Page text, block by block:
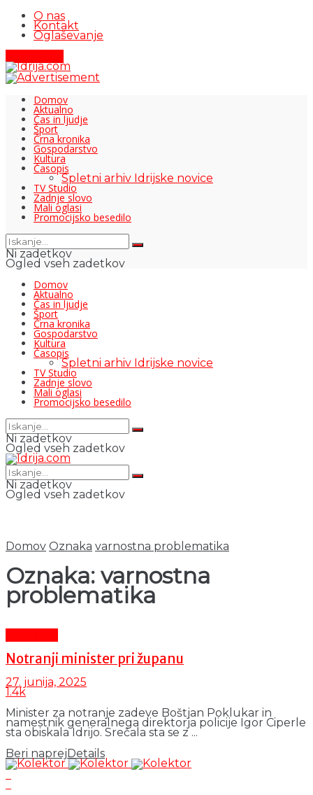
O nas
Kontakt
Oglaševanje
Domov
Aktualno
Čas in ljudje
Šport
Črna kronika
Gospodarstvo
Kultura
Časopis
Spletni arhiv Idrijske novice
TV Studio
Zadnje slovo
Mali oglasi
Promocijsko besedilo
Ni zadetkov
Ogled vseh zadetkov
Domov
Aktualno
Čas in ljudje
Šport
Črna kronika
Gospodarstvo
Kultura
Časopis
Spletni arhiv Idrijske novice
TV Studio
Zadnje slovo
Mali oglasi
Promocijsko besedilo
Ni zadetkov
Ogled vseh zadetkov
Ni zadetkov
Ogled vseh zadetkov
Domov Oznaka varnostna problematika
Oznaka: varnostna
problematika
Notranji minister pri županu
27. junija, 2025
1.4k
Minister za notranje zadeve Boštjan Poklukar in
namestnik generalnega direktorja policije Igor Ciperle
sta obiskala Idrijo. Srečala sta se z ...
Beri naprej Details